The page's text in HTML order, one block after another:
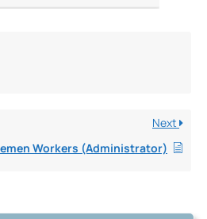
Next
Workers (Administrator)